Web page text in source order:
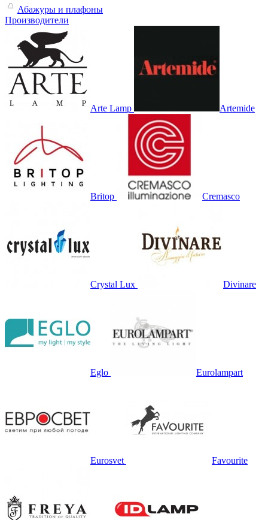
Абажуры и плафоны
Производители
Arte Lamp Artemide
Britop Cremasco
Crystal Lux Divinare
Eglo Eurolampart
Eurosvet Favourite